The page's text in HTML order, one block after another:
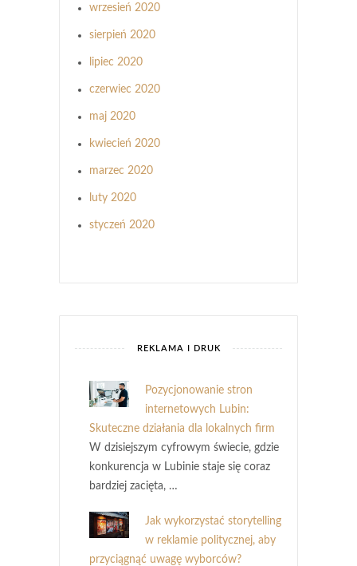
wrzesień 2020
sierpień 2020
lipiec 2020
czerwiec 2020
maj 2020
kwiecień 2020
marzec 2020
luty 2020
styczeń 2020
REKLAMA I DRUK
Pozycjonowanie stron
internetowych Lubin:
Skuteczne działania dla lokalnych firm
W dzisiejszym cyfrowym świecie, gdzie
konkurencja w Lubinie staje się coraz
bardziej zacięta, …
Jak wykorzystać storytelling
w reklamie politycznej, aby
przyciągnąć uwagę wyborców?